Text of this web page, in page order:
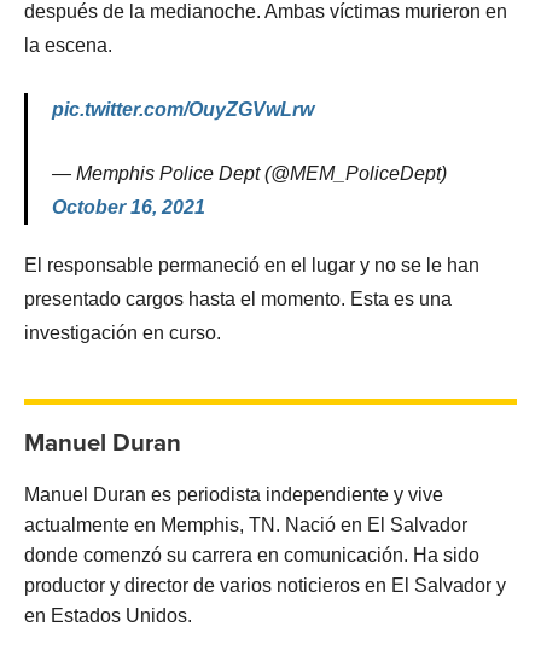
después de la medianoche. Ambas víctimas murieron en
la escena.
pic.twitter.com/OuyZGVwLrw
— Memphis Police Dept (@MEM_PoliceDept)
October 16, 2021
El responsable permaneció en el lugar y no se le han
presentado cargos hasta el momento. Esta es una
investigación en curso.
Manuel Duran
Manuel Duran es periodista independiente y vive
actualmente en Memphis, TN. Nació en El Salvador
donde comenzó su carrera en comunicación. Ha sido
productor y director de varios noticieros en El Salvador y
en Estados Unidos.